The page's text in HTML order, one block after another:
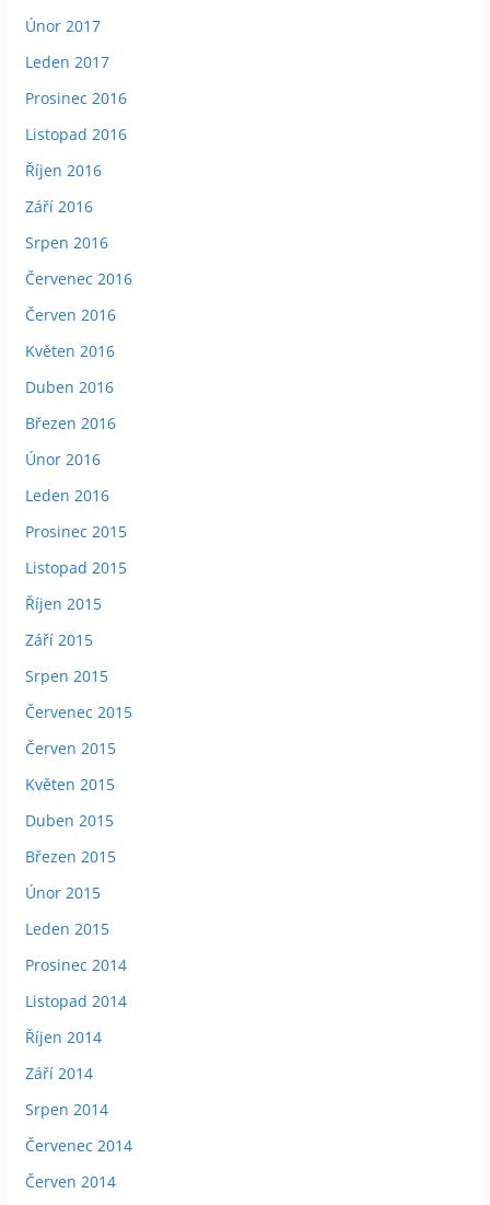
Únor 2017
Leden 2017
Prosinec 2016
Listopad 2016
Říjen 2016
Září 2016
Srpen 2016
Červenec 2016
Červen 2016
Květen 2016
Duben 2016
Březen 2016
Únor 2016
Leden 2016
Prosinec 2015
Listopad 2015
Říjen 2015
Září 2015
Srpen 2015
Červenec 2015
Červen 2015
Květen 2015
Duben 2015
Březen 2015
Únor 2015
Leden 2015
Prosinec 2014
Listopad 2014
Říjen 2014
Září 2014
Srpen 2014
Červenec 2014
Červen 2014